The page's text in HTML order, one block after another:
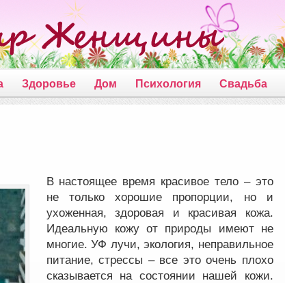
Здоровье Дом Психология Свадьба
В настоящее время красивое тело – это
не только хорошие пропорции, но и
ухоженная, здоровая и красивая кожа.
Идеальную кожу от природы имеют не
многие. УФ лучи, экология, неправильное
питание, стрессы – все это очень плохо
сказывается на состоянии нашей кожи.